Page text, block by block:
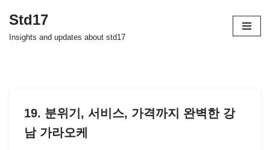
Skip
Std17
Insights and updates about std17
19. 분위기, 서비스, 가격까지 완벽한 강
남 가라오케